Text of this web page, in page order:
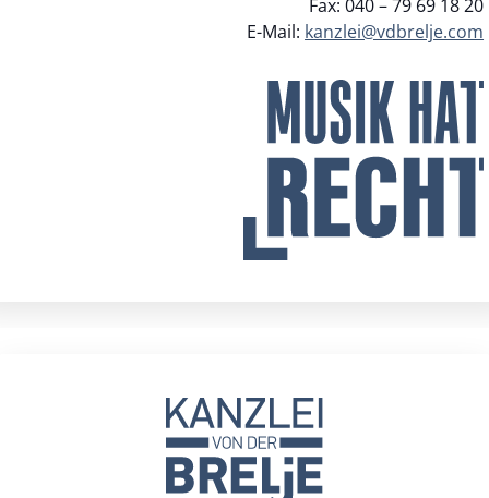
Fax: 040 – 79 69 18 20
E-Mail: kanzlei@vdbrelje.com